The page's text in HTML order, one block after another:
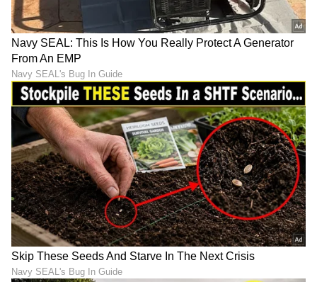
8
ನೂತನ ವರದಿಯ ಪ್ರಕಾರ, 2023ರಲ್ಲಿ ಟೀಂ ಇಂಡಿಯಾ
ಮಾಜಿ ನಾಯಕ ವಿರಾಟ್ ಕೊಹ್ಲಿ ಒಟ್ಟು ಬ್ರ್ಯಾಂಡ್ ವ್ಯಾಲ್ಯೂ
227.9 ಮಿಲಿಯನ್ ಡಾಲರ್. ಭಾರತೀಯ ರುಪಾಯಿ ಲೆಕ್ಕದಲ್ಲಿ
1,899.58 ಕೋಟಿ ರುಪಾಯಿಗಳು.
7
8